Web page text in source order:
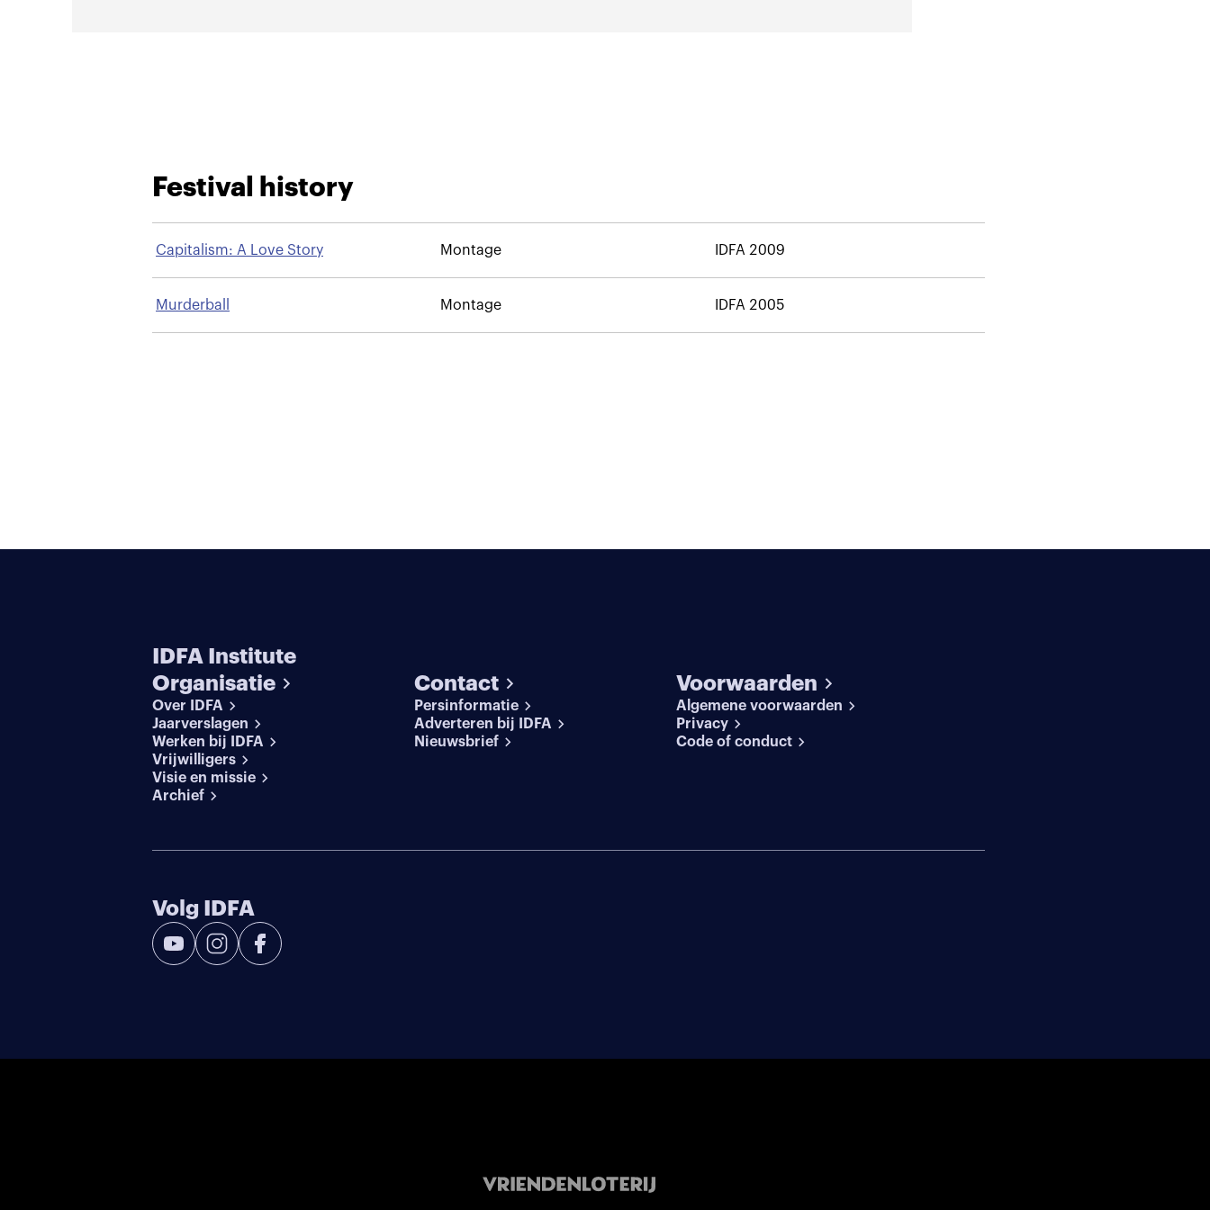
Festival history
Capitalism: A Love Story Montage IDFA 2009
Murderball Montage IDFA 2005
IDFA Institute
Organisatie
Over IDFA
Jaarverslagen
Werken bij IDFA
Vrijwilligers
Visie en missie
Archief
Contact
Persinformatie
Adverteren bij IDFA
Nieuwsbrief
Voorwaarden
Algemene voorwaarden
Privacy
Code of conduct
Volg IDFA